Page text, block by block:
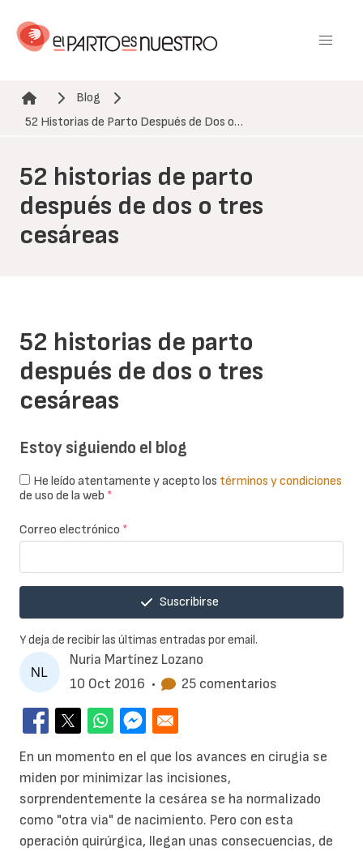
contenido
Ruta de navegación
Blog
52 Historias de Parto Después de Dos o…
52 historias de parto
después de dos o tres
cesáreas
Nuria Martínez Lozano
10 Oct 2016 • 25 comentarios
52 historias de parto
después de dos o tres
cesáreas
En un momento en el que los avances en cirugia se
miden por minimizar las incisiones,
sorprendentemente la cesárea se ha normalizado
como "otra via" de nacimiento. Pero con esta
operación quirúrgica, llegan unas consecuencias, de
Estoy siguiendo el blog
He leído atentamente y acepto los términos y condiciones
de uso de la web *
Correo electrónico *
Suscribirse
Y deja de recibir las últimas entradas por email.